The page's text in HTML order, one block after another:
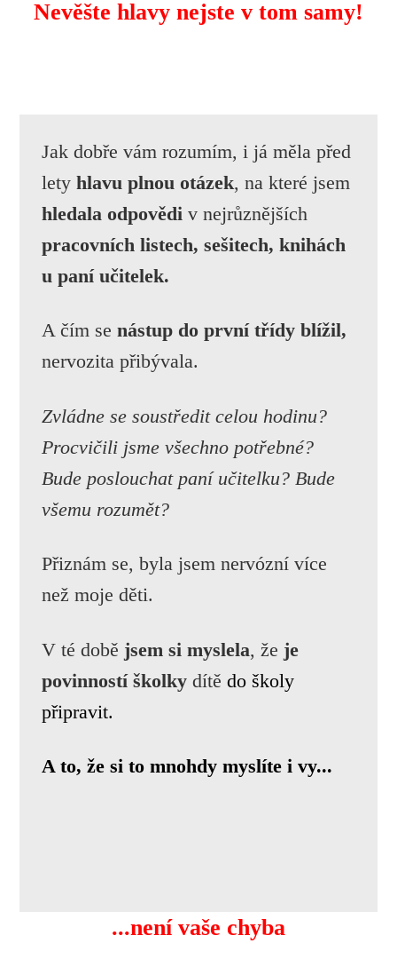
Nevěšte hlavy nejste v tom samy!
Jak dobře vám rozumím, i já měla před
lety hlavu plnou otázek, na které jsem
hledala odpovědiv nejrůznějších
pracovních listech, sešitech, knihách
u paní učitelek.
A čím se nástup do první třídy blížil,
nervozita přibývala.
Zvládne se soustředit celou hodinu?
Procvičili jsme všechno potřebné?
Bude poslouchat paní učitelku? Bude
všemu rozumět?
Přiznám se, byla jsem nervózní více
než moje děti.
V té době jsem si myslela, že je
povinností školkydítě do školy
připravit.
A to, že si to mnohdy myslíte i vy...
...není vaše chyba